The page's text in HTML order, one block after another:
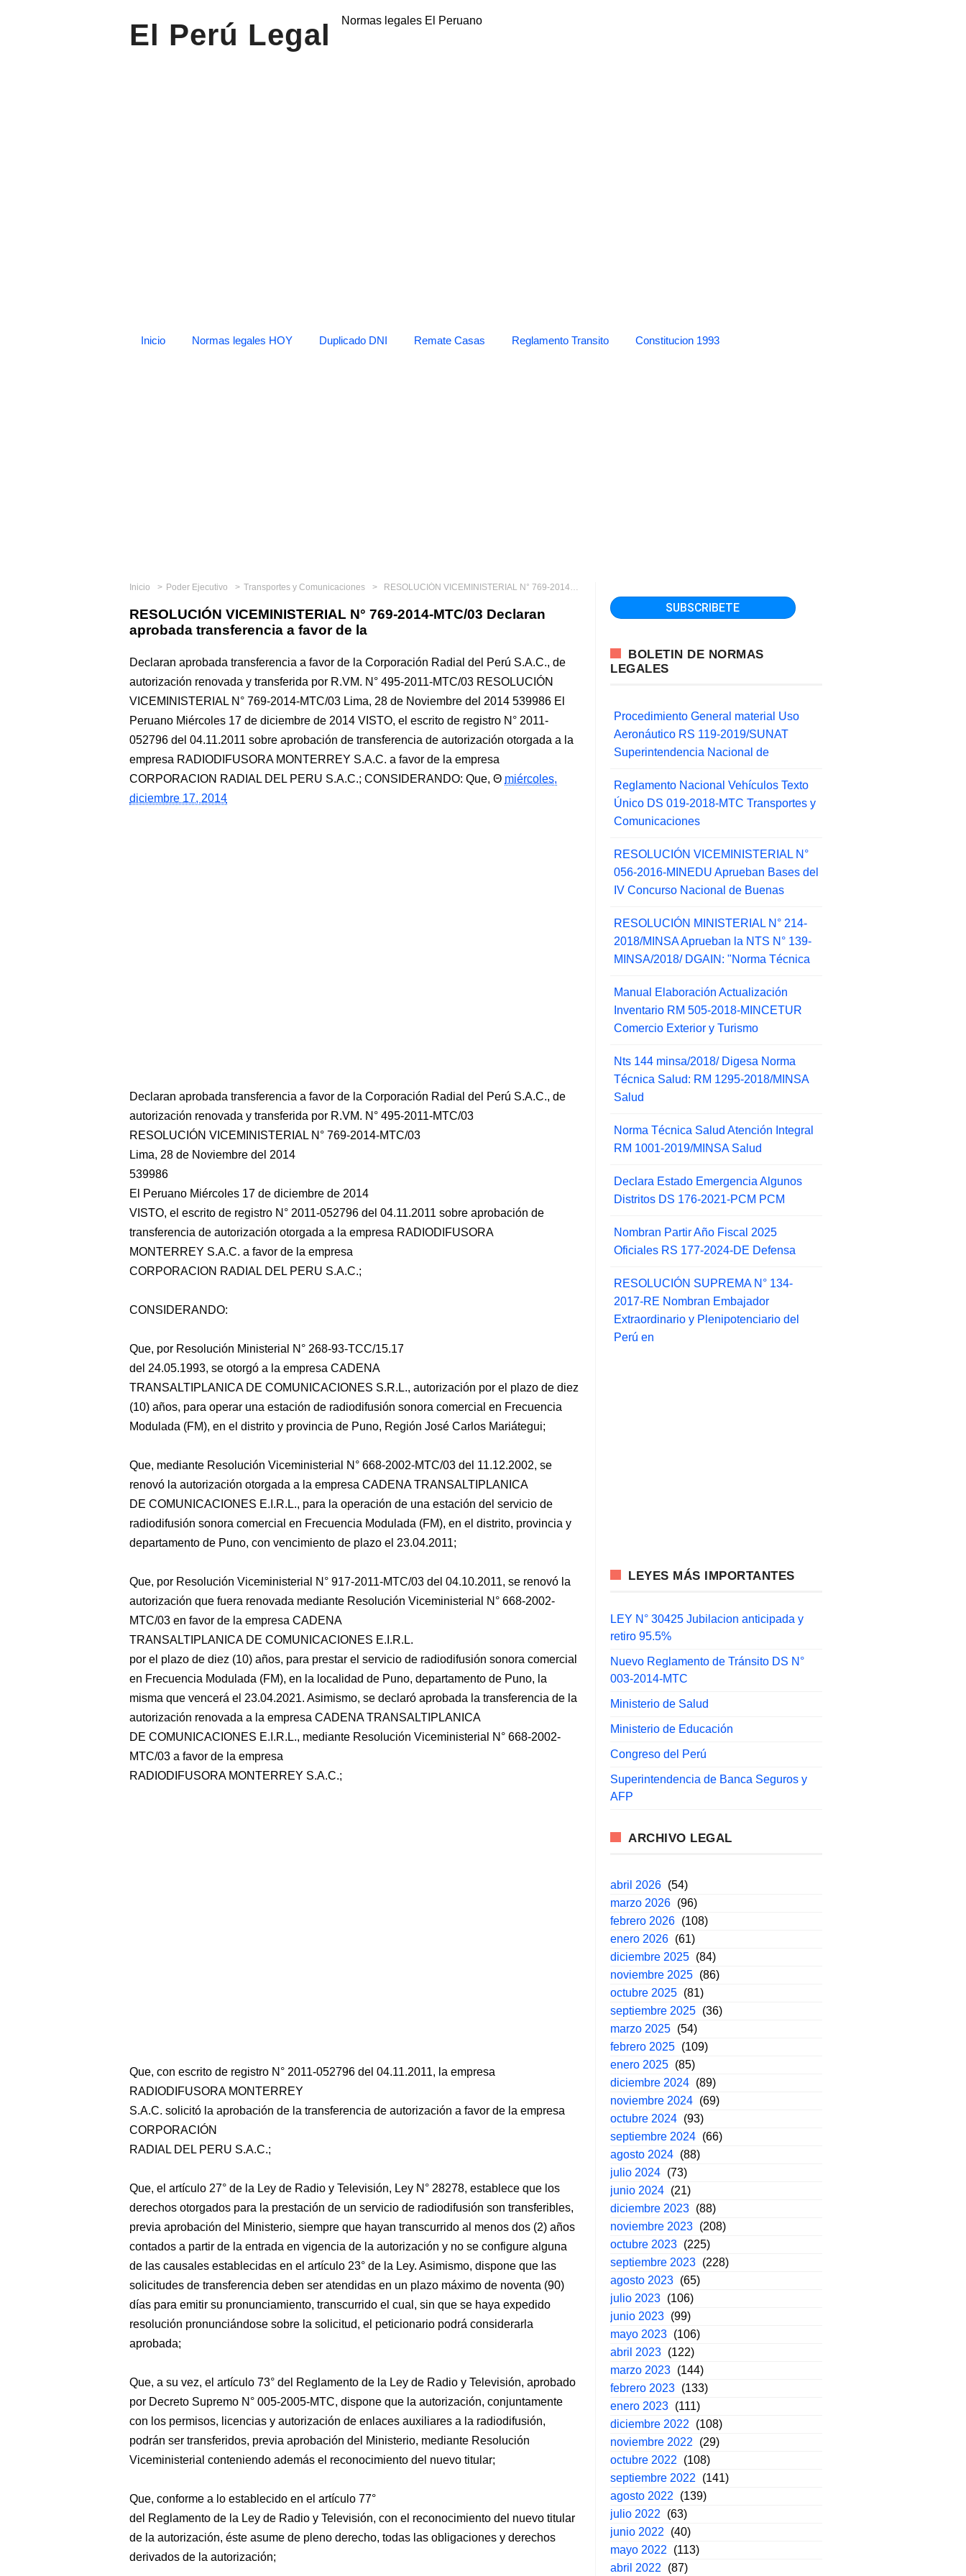
El Perú Legal Normas legales El Peruano
Inicio Normas legales HOY Duplicado DNI Remate Casas Reglamento Transito Constitucion 1993
Inicio Poder Ejecutivo Transportes y Comunicaciones RESOLUCIÓN VICEMINISTERIAL N° 769-2014-MTC/03 Declaran aprobada transferencia a favor de la
RESOLUCIÓN VICEMINISTERIAL N° 769-2014-MTC/03 Declaran
aprobada transferencia a favor de la
Declaran aprobada transferencia a favor de la Corporación Radial del Perú S.A.C., de
autorización renovada y transferida por R.VM. N° 495-2011-MTC/03 RESOLUCIÓN
VICEMINISTERIAL N° 769-2014-MTC/03 Lima, 28 de Noviembre del 2014 539986 El
Peruano Miércoles 17 de diciembre de 2014 VISTO, el escrito de registro N° 2011-
052796 del 04.11.2011 sobre aprobación de transferencia de autorización otorgada a la
empresa RADIODIFUSORA MONTERREY S.A.C. a favor de la empresa
CORPORACION RADIAL DEL PERU S.A.C.; CONSIDERANDO: Que,
miércoles,
diciembre 17, 2014
Declaran aprobada transferencia a favor de la Corporación Radial del Perú S.A.C., de
autorización renovada y transferida por R.VM. N° 495-2011-MTC/03
RESOLUCIÓN VICEMINISTERIAL N° 769-2014-MTC/03
Lima, 28 de Noviembre del 2014
539986
El Peruano Miércoles 17 de diciembre de 2014
VISTO, el escrito de registro N° 2011-052796 del 04.11.2011 sobre aprobación de
transferencia de autorización otorgada a la empresa RADIODIFUSORA
MONTERREY S.A.C. a favor de la empresa
CORPORACION RADIAL DEL PERU S.A.C.;
CONSIDERANDO:
Que, por Resolución Ministerial N° 268-93-TCC/15.17
del 24.05.1993, se otorgó a la empresa CADENA
TRANSALTIPLANICA DE COMUNICACIONES S.R.L., autorización por el plazo de diez
(10) años, para operar una estación de radiodifusión sonora comercial en Frecuencia
Modulada (FM), en el distrito y provincia de Puno, Región José Carlos Mariátegui;
Que, mediante Resolución Viceministerial N° 668-2002-MTC/03 del 11.12.2002, se
renovó la autorización otorgada a la empresa CADENA TRANSALTIPLANICA
DE COMUNICACIONES E.I.R.L., para la operación de una estación del servicio de
radiodifusión sonora comercial en Frecuencia Modulada (FM), en el distrito, provincia y
departamento de Puno, con vencimiento de plazo el 23.04.2011;
Que, por Resolución Viceministerial N° 917-2011-MTC/03 del 04.10.2011, se renovó la
autorización que fuera renovada mediante Resolución Viceministerial N° 668-2002-
MTC/03 en favor de la empresa CADENA
TRANSALTIPLANICA DE COMUNICACIONES E.I.R.L.
por el plazo de diez (10) años, para prestar el servicio de radiodifusión sonora comercial
en Frecuencia Modulada (FM), en la localidad de Puno, departamento de Puno, la
misma que vencerá el 23.04.2021. Asimismo, se declaró aprobada la transferencia de la
autorización renovada a la empresa CADENA TRANSALTIPLANICA
DE COMUNICACIONES E.I.R.L., mediante Resolución Viceministerial N° 668-2002-
MTC/03 a favor de la empresa
RADIODIFUSORA MONTERREY S.A.C.;
Que, con escrito de registro N° 2011-052796 del 04.11.2011, la empresa
RADIODIFUSORA MONTERREY
S.A.C. solicitó la aprobación de la transferencia de autorización a favor de la empresa
CORPORACIÓN
RADIAL DEL PERU S.A.C.;
Que, el artículo 27° de la Ley de Radio y Televisión, Ley N° 28278, establece que los
derechos otorgados para la prestación de un servicio de radiodifusión son transferibles,
previa aprobación del Ministerio, siempre que hayan transcurrido al menos dos (2) años
contados a partir de la entrada en vigencia de la autorización y no se configure alguna
de las causales establecidas en el artículo 23° de la Ley. Asimismo, dispone que las
solicitudes de transferencia deben ser atendidas en un plazo máximo de noventa (90)
días para emitir su pronunciamiento, transcurrido el cual, sin que se haya expedido
resolución pronunciándose sobre la solicitud, el peticionario podrá considerarla
aprobada;
Que, a su vez, el artículo 73° del Reglamento de la Ley de Radio y Televisión, aprobado
por Decreto Supremo N° 005-2005-MTC, dispone que la autorización, conjuntamente
con los permisos, licencias y autorización de enlaces auxiliares a la radiodifusión,
podrán ser transferidos, previa aprobación del Ministerio, mediante Resolución
Viceministerial conteniendo además el reconocimiento del nuevo titular;
Que, conforme a lo establecido en el artículo 77°
del Reglamento de la Ley de Radio y Televisión, con el reconocimiento del nuevo titular
de la autorización, éste asume de pleno derecho, todas las obligaciones y derechos
derivados de la autorización;
BOLETIN DE NORMAS
LEGALES
Procedimiento General material Uso
Aeronáutico RS 119-2019/SUNAT
Superintendencia Nacional de
Reglamento Nacional Vehículos Texto
Único DS 019-2018-MTC Transportes y
Comunicaciones
RESOLUCIÓN VICEMINISTERIAL N°
056-2016-MINEDU Aprueban Bases del
IV Concurso Nacional de Buenas
RESOLUCIÓN MINISTERIAL N° 214-
2018/MINSA Aprueban la NTS N° 139-
MINSA/2018/ DGAIN: "Norma Técnica
Manual Elaboración Actualización
Inventario RM 505-2018-MINCETUR
Comercio Exterior y Turismo
Nts 144 minsa/2018/ Digesa Norma
Técnica Salud: RM 1295-2018/MINSA
Salud
Norma Técnica Salud Atención Integral
RM 1001-2019/MINSA Salud
Declara Estado Emergencia Algunos
Distritos DS 176-2021-PCM PCM
Nombran Partir Año Fiscal 2025
Oficiales RS 177-2024-DE Defensa
RESOLUCIÓN SUPREMA N° 134-
2017-RE Nombran Embajador
Extraordinario y Plenipotenciario del
Perú en
LEYES MÁS IMPORTANTES
LEY N° 30425 Jubilacion anticipada y
retiro 95.5%
Nuevo Reglamento de Tránsito DS N°
003-2014-MTC
Ministerio de Salud
Ministerio de Educación
Congreso del Perú
Superintendencia de Banca Seguros y
AFP
ARCHIVO LEGAL
abril 2026 (54)
marzo 2026 (96)
febrero 2026 (108)
enero 2026 (61)
diciembre 2025 (84)
noviembre 2025 (86)
octubre 2025 (81)
septiembre 2025 (36)
marzo 2025 (54)
febrero 2025 (109)
enero 2025 (85)
diciembre 2024 (89)
noviembre 2024 (69)
octubre 2024 (93)
septiembre 2024 (66)
agosto 2024 (88)
julio 2024 (73)
junio 2024 (21)
diciembre 2023 (88)
noviembre 2023 (208)
octubre 2023 (225)
septiembre 2023 (228)
agosto 2023 (65)
julio 2023 (106)
junio 2023 (99)
mayo 2023 (106)
abril 2023 (122)
marzo 2023 (144)
febrero 2023 (133)
enero 2023 (111)
diciembre 2022
(108)
noviembre 2022
(29)
octubre 2022
(108)
septiembre 2022
(141)
agosto 2022
(139)
julio 2022
(63)
junio 2022
(40)
mayo 2022
(113)
abril 2022
(87)